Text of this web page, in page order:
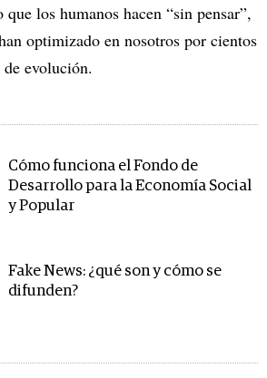
los humanos hacen “sin pensar”,
optimizado en nosotros por cientos
evolución.
Cómo funciona el Fondo de
Desarrollo para la Economía Social
y Popular
Fake News: ¿qué son y cómo se
difunden?